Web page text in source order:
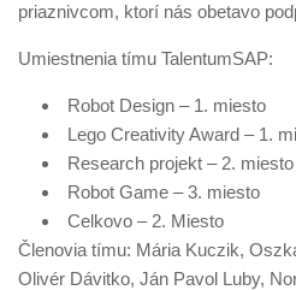
priaznivcom, ktorí nás obetavo
Umiestnenia tímu TalentumSAP:
Robot Design – 1. miesto
Lego Creativity Award – 1.
Research projekt – 2. miesto
Robot Game – 3. miesto
Celkovo – 2. Miesto
Členovia tímu: Mária Kuczik,
Olivér Dávitko, Ján Pavol Luby,